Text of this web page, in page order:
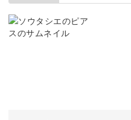
が仕上がります。
ソウタシエコードについて